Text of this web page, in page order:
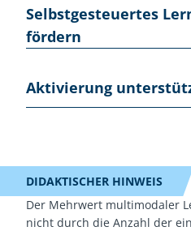
und nachhaltiger gestaltet
Studierende profitieren von
einem Thema. Während
besonders präzise vermittelt
Prozessen, Abläufen oder
Selbstgesteuertes
fördern
unterschiedliche
Lernwege flexibler zu
Aktivierung
Diskussionen,
oder die Anwendung von
Fragestellungen.
DIDAKTISCHER HINWEIS
Der Mehrwert multimodaler
nicht durch die Anzahl der